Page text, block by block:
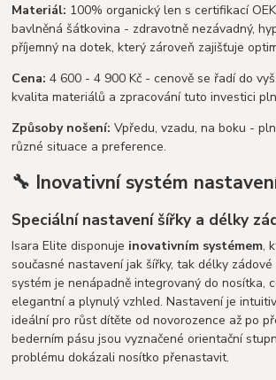
Materiál: 100% organický len s certifikací
bavlněná šátkovina - zdravotně nezávadný,
příjemný na dotek, který zároveň zajišťuje
Cena: 4 600 - 4 900 Kč - cenově se řadí do
kvalita materiálů a zpracování tuto investici
Způsoby nošení: Vpředu, vzadu, na boku -
různé situace a preference.
🔧 Inovativní systém
Speciální nastavení šířky a délky
Isara Elite disponuje inovativním systémem,
současné nastavení jak šířky, tak délky zádové
systém je nenápadně integrovaný do nosítka,
elegantní a plynulý vzhled. Nastavení je
ideální pro růst dítěte od novorozence až po
bederním pásu jsou vyznačené orientační
problému dokázali nosítko přenastavit.